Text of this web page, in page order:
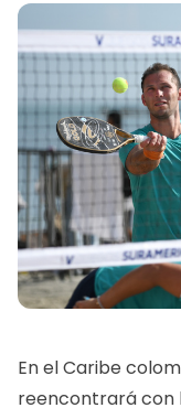
En el Caribe
reencontrará con